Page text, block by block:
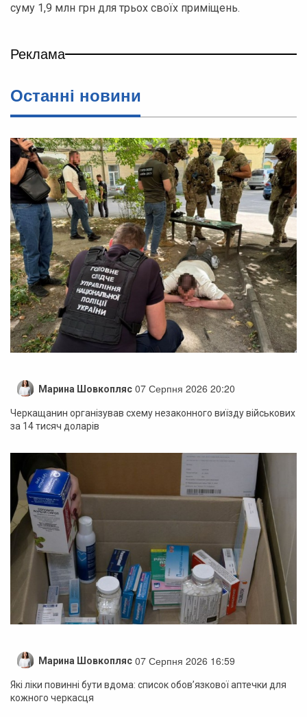
суму 1,9 млн грн для трьох своїх приміщень.
Реклама
Останні новини
Марина Шовкопляс 07 Серпня 2026 20:20
Черкащанин організував схему незаконного виїзду військових
за 14 тисяч доларів
Марина Шовкопляс 07 Серпня 2026 16:59
Які ліки повинні бути вдома: список обов’язкової аптечки для
кожного черкасця